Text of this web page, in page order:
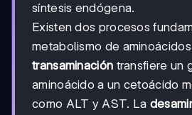
síntesis endógena.
Existen dos procesos
metabolismo de
transaminación transfiere un
aminoácido a un cetoácido
como ALT y AST. La